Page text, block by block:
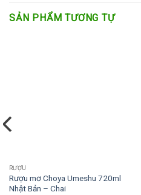
SẢN PHẨM TƯƠNG TỰ
RƯỢU
Rượu mơ Choya Umeshu 720ml
Nhật Bản – Chai